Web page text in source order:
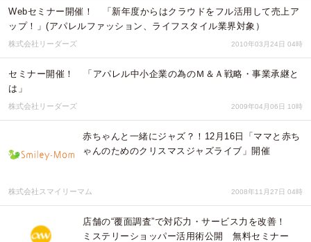
Webセミナー開催！ 「新年度からはクラウドをフル活用して売上ア
ップ！」(アパレルファッション、ライフスタイル業界対象）
株式会社リーダーズ 2010年03月24日 04時
セミナー開催！ 「アパレル中小企業の為のＭ＆Ａ戦略・事業承継と
は」
株式会社リーダーズ 2009年04月06日 10時
赤ちゃんと一緒にジャズ？！12月16日「ママと赤ち
ゃんのためのクリスマスジャズライブ」開催
株式会社スマイリーマム 2008年11月27日 04時
店舗の“覆面調査”で対応力・サービス力を改善！
ミステリーショッパー活用術公開 無料セミナー